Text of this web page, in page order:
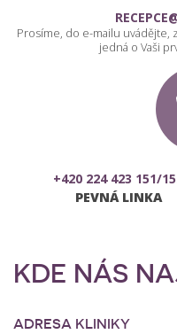
Prosíme, do e-mailu uvádějte,
jedná o Vaši
+420 224 423 151/
PEVNÁ LINKA
KDE NÁS
ADRESA KLINIKY